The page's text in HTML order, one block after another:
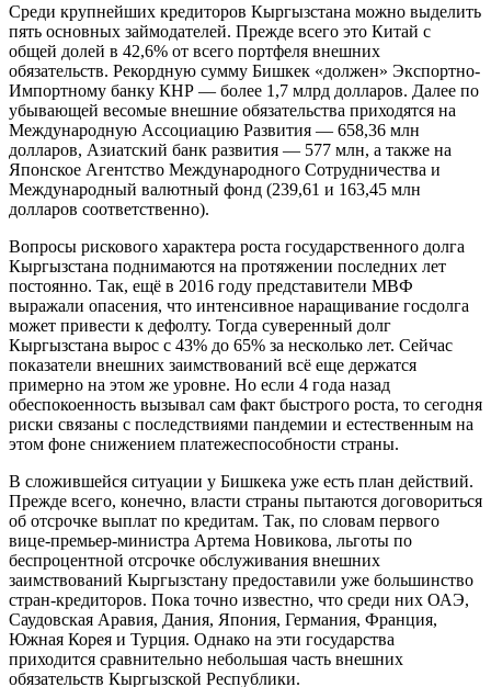
Среди крупнейших кредиторов Кыргызстана можно выделить
пять основных займодателей. Прежде всего это Китай с
общей долей в 42,6% от всего портфеля внешних
обязательств. Рекордную сумму Бишкек «должен» Экспортно-
Импортному банку КНР — более 1,7 млрд долларов. Далее по
убывающей весомые внешние обязательства приходятся на
Международную Ассоциацию Развития — 658,36 млн
долларов, Азиатский банк развития — 577 млн, а также на
Японское Агентство Международного Сотрудничества и
Международный валютный фонд (239,61 и 163,45 млн
долларов соответственно).
Вопросы рискового характера роста государственного долга
Кыргызстана поднимаются на протяжении последних лет
постоянно. Так, ещё в 2016 году представители МВФ
выражали опасения, что интенсивное наращивание госдолга
может привести к дефолту. Тогда суверенный долг
Кыргызстана вырос с 43% до 65% за несколько лет. Сейчас
показатели внешних заимствований всё еще держатся
примерно на этом же уровне. Но если 4 года назад
обеспокоенность вызывал сам факт быстрого роста, то сегодня
риски связаны с последствиями пандемии и естественным на
этом фоне снижением платежеспособности страны.
В сложившейся ситуации у Бишкека уже есть план действий.
Прежде всего, конечно, власти страны пытаются договориться
об отсрочке выплат по кредитам. Так, по словам первого
вице-премьер-министра Артема Новикова, льготы по
беспроцентной отсрочке обслуживания внешних
заимствований Кыргызстану предоставили уже большинство
стран-кредиторов. Пока точно известно, что среди них ОАЭ,
Саудовская Аравия, Дания, Япония, Германия, Франция,
Южная Корея и Турция. Однако на эти государства
приходится сравнительно небольшая часть внешних
обязательств Кыргызской Республики.